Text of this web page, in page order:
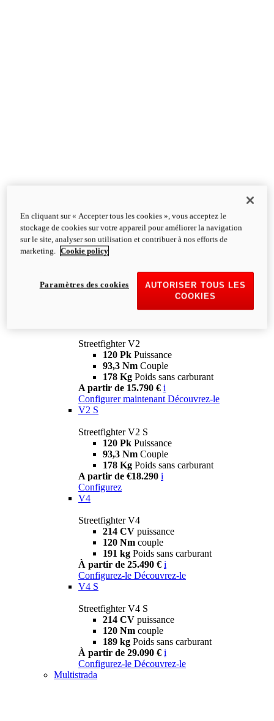
Streetfighter V2
120 Pk Puissance
93,3 Nm Couple
178 Kg Poids sans carburant
A partir de 15.790 € i
Configurer maintenant Découvrez-le
V2 S
Streetfighter V2 S
120 Pk Puissance
93,3 Nm Couple
178 Kg Poids sans carburant
A partir de €18.290 i
Configurez
V4
Streetfighter V4
214 CV puissance
120 Nm couple
191 kg Poids sans carburant
À partir de 25.490 € i
Configurez-le Découvrez-le
V4 S
Streetfighter V4 S
214 CV puissance
120 Nm couple
189 kg Poids sans carburant
À partir de 29.090 € i
Configurez-le Découvrez-le
Multistrada
En cliquant sur « Accepter tous les cookies », vous acceptez le
stockage de cookies sur votre appareil pour améliorer la navigation
sur le site, analyser son utilisation et contribuer à nos efforts de
marketing.
Cookie policy
AUTORISER TOUS LES
COOKIES
Paramètres des cookies